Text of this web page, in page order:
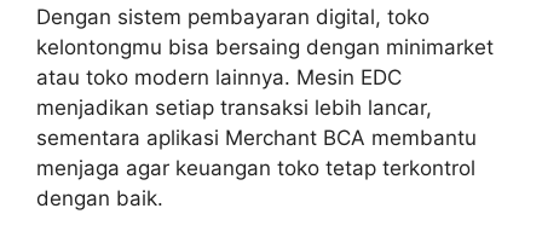
Dengan sistem pembayaran digital, toko
kelontongmu bisa bersaing dengan minimarket
atau toko modern lainnya. Mesin EDC
menjadikan setiap transaksi lebih lancar,
sementara aplikasi Merchant BCA membantu
menjaga agar keuangan toko tetap terkontrol
dengan baik.